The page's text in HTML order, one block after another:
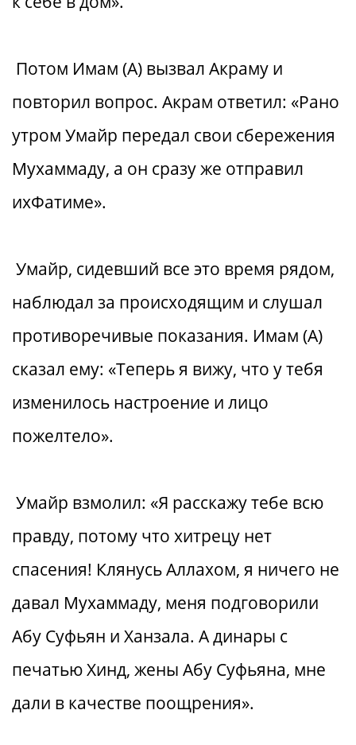
Потом Имам (А) вызвал Акраму и
повторил вопрос. Акрам ответил: «Рано
утром Умайр передал свои сбережения
Мухаммаду, а он сразу же отправил
ихФатиме».
Умайр, сидевший все это время рядом,
наблюдал за происходящим и слушал
противоречивые показания. Имам (А)
сказал ему: «Теперь я вижу, что у тебя
изменилось настроение и лицо
пожелтело».
Умайр взмолил: «Я расскажу тебе всю
правду, потому что хитрецу нет
спасения! Клянусь Аллахом, я ничего не
давал Мухаммаду, меня подговорили
Абу Суфьян и Ханзала. А динары с
печатью Хинд, жены Абу Суфьяна, мне
дали в качестве поощрения».